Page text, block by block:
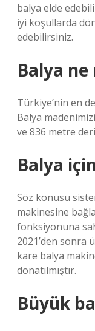
balya elde
iyi koşullarda
edebilirsiniz.
Balya ne
Türkiye’nin en
Balya
ve 836 metre
Balya
Söz konusu
makinesine
fonksiyonuna
2021’den sonra
kare balya
donatılmıştır.
Büyük